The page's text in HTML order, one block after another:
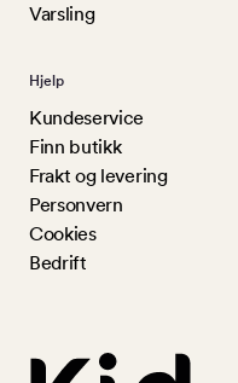
Varsling
Hjelp
Kundeservice
Finn butikk
Frakt og levering
Personvern
Cookies
Bedrift